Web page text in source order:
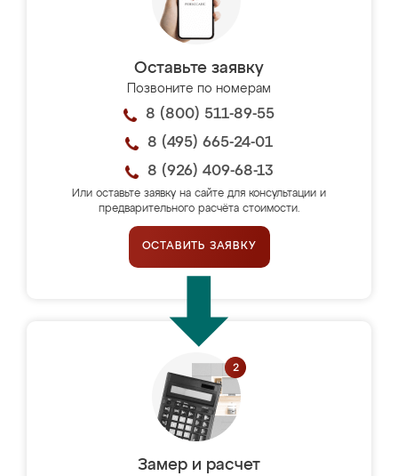
Оставьте заявку
Позвоните по номерам
8 (800) 511-89-55
8 (495) 665-24-01
8 (926) 409-68-13
Или оставьте заявку на сайте для консультации и
предварительного расчёта стоимости.
ОСТАВИТЬ ЗАЯВКУ
Замер и расчет